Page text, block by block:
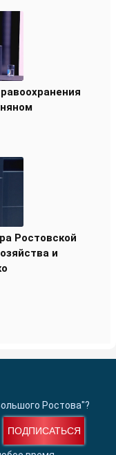
Ростовской
и
Ростова"?
ПОДПИСАТЬСЯ